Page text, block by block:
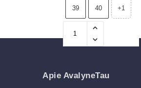
39 40 +1
Apie AvalyneTau